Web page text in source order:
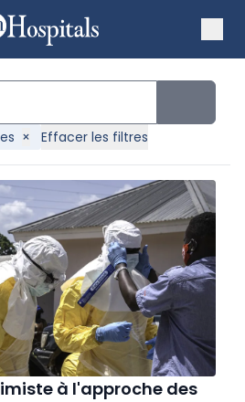
× Effacer les filtres
à l'approche des